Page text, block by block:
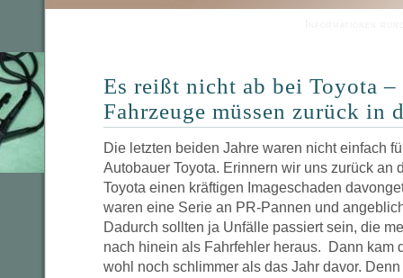
Es reißt nicht ab bei Toyota
Fahrzeuge müssen zurück in
Die letzten beiden Jahre waren nicht einfach
Autobauer Toyota. Erinnern wir uns zurück an
Toyota einen kräftigen Imageschaden
waren eine Serie an PR-Pannen und
Dadurch sollten ja Unfälle passiert sein, die
nach hinein als Fahrfehler heraus. Dann kam
wohl noch schlimmer als das Jahr davor.